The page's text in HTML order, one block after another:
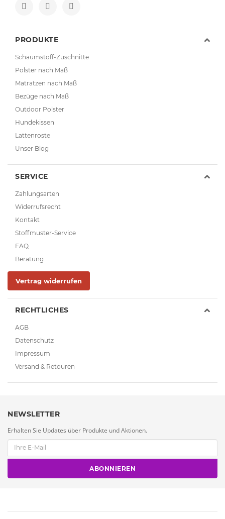
PRODUKTE
Schaumstoff-Zuschnitte
Polster nach Maß
Matratzen nach Maß
Bezüge nach Maß
Outdoor Polster
Hundekissen
Lattenroste
Unser Blog
SERVICE
Zahlungsarten
Widerrufsrecht
Kontakt
Stoffmuster-Service
FAQ
Beratung
Vertrag widerrufen
RECHTLICHES
AGB
Datenschutz
Impressum
Versand & Retouren
NEWSLETTER
Erhalten Sie Updates über Produkte und Aktionen.
ABONNIEREN